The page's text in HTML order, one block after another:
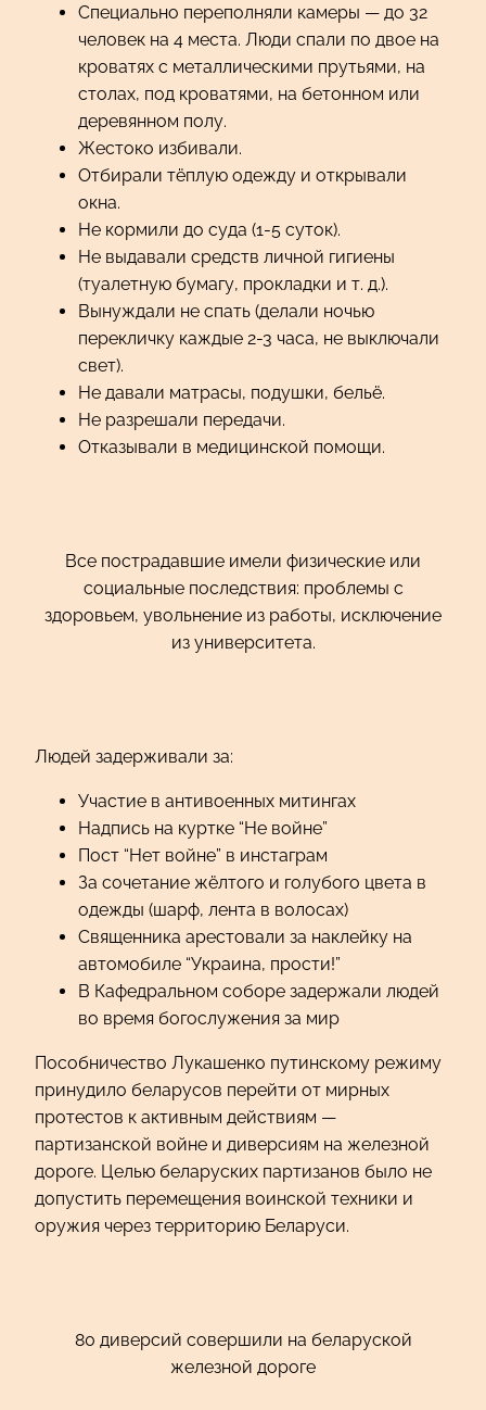
Специально переполняли камеры — до 32
человек на 4 места. Люди спали по двое на
кроватях с металлическими прутьями, на
столах, под кроватями, на бетонном или
деревянном полу.
Жестоко избивали.
Отбирали тёплую одежду и открывали
окна.
Не кормили до суда (1-5 суток).
Не выдавали средств личной гигиены
(туалетную бумагу, прокладки и т. д.).
Вынуждали не спать (делали ночью
перекличку каждые 2-3 часа, не выключали
свет).
Не давали матрасы, подушки, бельё.
Не разрешали передачи.
Отказывали в медицинской помощи.
Все пострадавшие имели физические или
социальные последствия: проблемы с
здоровьем, увольнение из работы, исключение
из университета.
Людей задерживали за:
Участие в антивоенных митингах
Надпись на куртке “Не войне”
Пост “Нет войне” в инстаграм
За сочетание жёлтого и голубого цвета в
одежды (шарф, лента в волосах)
Священника арестовали за наклейку на
автомобиле “Украина, прости!”
В Кафедральном соборе задержали людей
во время богослужения за мир
Пособничество Лукашенко путинскому режиму
принудило беларусов перейти от мирных
протестов к активным действиям —
партизанской войне и диверсиям на железной
дороге. Целью беларуских партизанов было не
допустить перемещения воинской техники и
оружия через территорию Беларуси.
80 диверсий совершили на беларуской
железной дороге